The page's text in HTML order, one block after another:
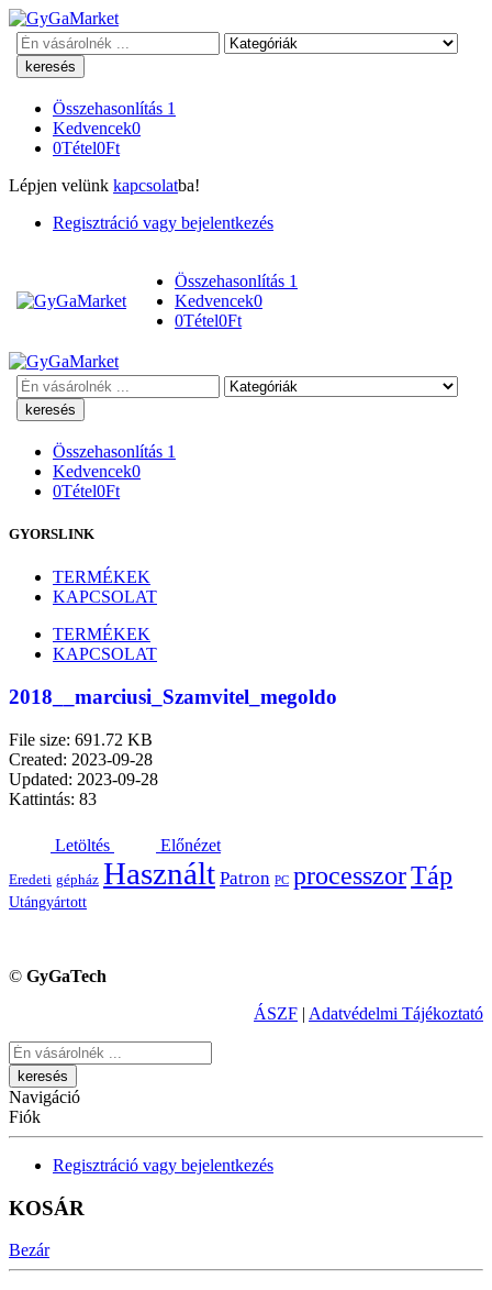
Keresés
Összehasonlítás 1
Kedvencek0
0Tétel0Ft
Lépjen velünk kapcsolatba!
Regisztráció vagy bejelentkezés
Összehasonlítás 1
Kedvencek0
0Tétel0Ft
Keresés
Összehasonlítás 1
Kedvencek0
0Tétel0Ft
GYORSLINK
TERMÉKEK
KAPCSOLAT
TERMÉKEK
KAPCSOLAT
2018__marciusi_Szamvitel_megoldo
File size: 691.72 KB
Created: 2023-09-28
Updated: 2023-09-28
Kattintás: 83
Letöltés Előnézet
Eredeti gépház Használt Patron PC processzorTáp
Utángyártott
© GyGaTech
ÁSZF | Adatvédelmi Tájékoztató
Keresés
Navigáció
Fiók
Regisztráció vagy bejelentkezés
KOSÁR
Bezár